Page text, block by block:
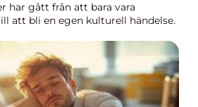
har gått från att bara vara
att bli en egen kulturell händelse.